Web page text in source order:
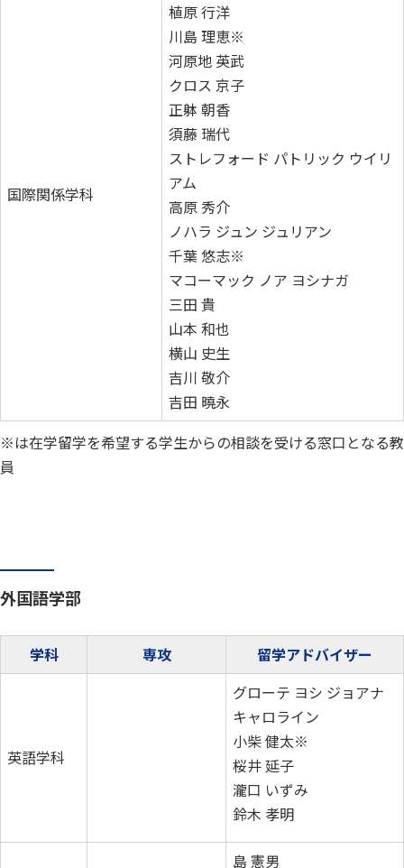
国際関係学科
植原 行洋
川島 理恵※
河原地 英武
クロス 京子
正躰 朝香
須藤 瑞代
ストレフォード パトリック ウイリ
アム
高原 秀介
ノハラ ジュン ジュリアン
千葉 悠志※
マコーマック ノア ヨシナガ
三田 貴
山本 和也
横山 史生
吉川 敬介
吉田 曉永
※は在学留学を希望する学生からの相談を受ける窓口となる教
員
外国語学部
学科 専攻 留学アドバイザー
英語学科
グローテ ヨシ ジョアナ
キャロライン
小柴 健太※
桜井 延子
瀧口 いずみ
鈴木 孝明
島 憲男